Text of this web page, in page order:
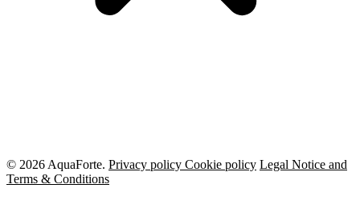
© 2026 AquaForte. Privacy policy Cookie policy Legal Notice and
Terms & Conditions